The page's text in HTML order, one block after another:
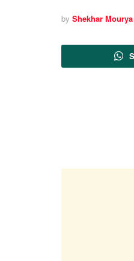
by Shekhar Mourya